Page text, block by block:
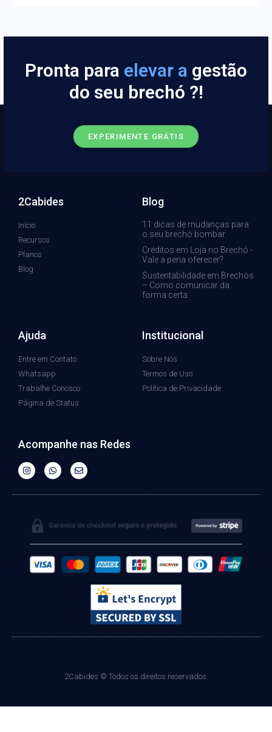
Pronta para
profi ssionali za
gestão do
2Cabides
Planos
Blog
11 dicas de mudanças para
o seu brechó bombar
Créditos em Loja no Brechó -
Vale a pena oferecer?
Sustentabilidade em Brechós
Ajuda
Entre em Contato
Trabalhe Conosco
Institucional
Acompanhe nas Redes